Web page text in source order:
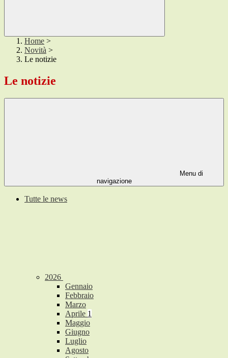
Home >
Novità >
Le notizie
Le notizie
Menu di
navigazione
Tutte le news
2026
Gennaio
Febbraio
Marzo
Aprile 1
Maggio
Giugno
Luglio
Agosto